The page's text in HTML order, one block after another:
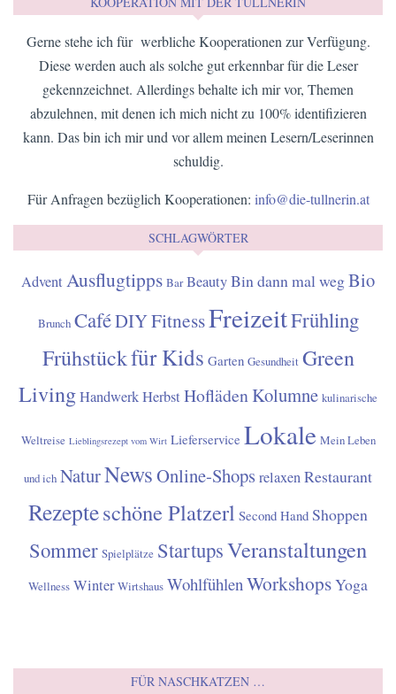
Gerne stehe ich für werbliche Kooperationen zur Verfügung.
Diese werden auch als solche gut erkennbar für die Leser
gekennzeichnet. Allerdings behalte ich mir vor, Themen
abzulehnen, mit denen ich mich nicht zu 100% identifizieren
kann. Das bin ich mir und vor allem meinen Lesern/Leserinnen
schuldig.
Für Anfragen bezüglich Kooperationen: info@die-tullnerin.at
SCHLAGWÖRTER
AdventAusflugtipps Bar BeautyBin dann mal wegBio
Brunch CaféDIYFitnessFreizeitFrühling
Frühstückfür Kids Garten Gesundheit Green
LivingHandwerkHerbstHoflädenKolumne kulinarische
Weltreise Lieblingsrezept vom Wirt Lieferservice Lokale Mein Leben
und ich NaturNewsOnline-Shops relaxenRestaurant
Rezepteschöne Platzerl Second Hand Shoppen
Sommer Spielplätze StartupsVeranstaltungen
Wellness Winter Wirtshaus WohlfühlenWorkshopsYoga
FÜR NASCHKATZEN …